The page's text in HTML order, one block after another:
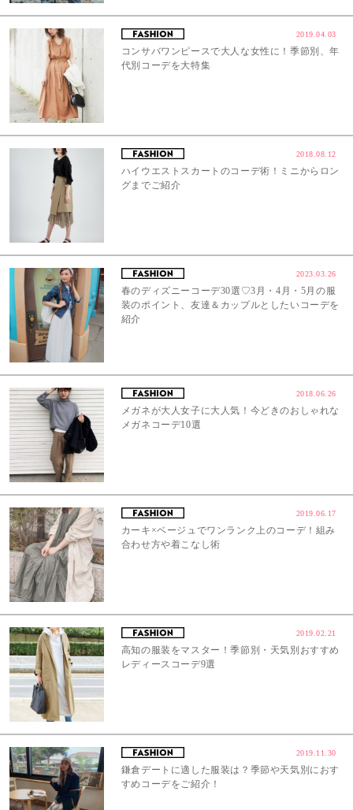
2019.04.03
コンサバワンピースで大人な女性に！季節別、年
代別コーデを大特集
2018.08.12
ハイウエストスカートのコーデ術！ミニからロン
グまでご紹介
2023.03.26
春のディズニーコーデ30選♡3月・4月・5月の服
装のポイント、友達＆カップルとしたいコーデを
紹介
2018.06.26
メガネが大人女子に大人気！今どきのおしゃれな
メガネコーデ10選
2019.06.17
カーキ×ベージュでワンランク上のコーデ！組み
合わせ方や着こなし術
2019.02.21
高知の服装をマスター！季節別・天気別おすすめ
レディースコーデ9選
2019.11.30
鎌倉デートに適した服装は？季節や天気別におす
すめコーデをご紹介！